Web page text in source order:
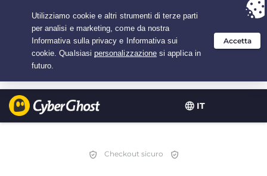
IT
Hai scelto:L'offerta miglioreper 3.3333333333333 anni a $
/mese
Checkout sicuro